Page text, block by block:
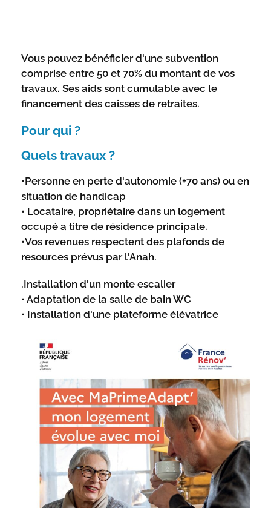
Vous pouvez bénéficier d'une subvention
comprise entre 50 et 70% du montant de vos
travaux. Ses aids sont cumulable avec le
financement des caisses de retraites.
Pour qui ?
Quels travaux ?
•Personne en perte d'autonomie (+70 ans) ou en
situation de handicap
• Locataire, propriétaire dans un logement
occupé a titre de résidence principale.
•Vos revenues respectent des plafonds de
resources prévus par l'Anah.
.Installation d'un monte escalier
• Adaptation de la salle de bain WC
• Installation d'une plateforme élévatrice